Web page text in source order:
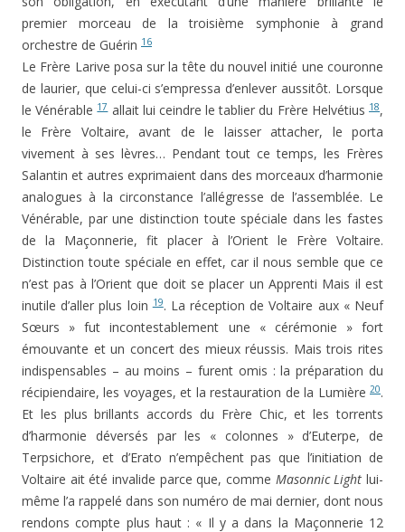
premier morceau de la troisième symphonie à grand
orchestre de Guérin 16
Le Frère Larive posa sur la tête du nouvel initié une couronne
de laurier, que celui-ci s’empressa d’enlever aussitôt. Lorsque
le Vénérable17allait lui ceindre le tablier du Frère Helvé­tius18,
le Frère Voltaire, avant de le laisser attacher, le porta
vivement à ses lèvres… Pendant tout ce temps, les Frères
Salantin et autres exprimaient dans des morceaux d’harmonie
analogues à la circonstance l’allégresse de l’as­semblée. Le
Vénérable, par une distinction toute spéciale dans les fastes
de la Maçonnerie, fit placer à l’Orient le Frère Voltaire.
Distinction toute spéciale en effet, car il nous semble que ce
n’est pas à l’Orient que doit se placer un Apprenti Mais il est
inutile d’aller plus loin19. La récep­tion de Voltaire aux « Neuf
Sœurs » fut incontestablement une « cérémonie » fort
émouvante et un concert des mieux réussis. Mais trois rites
indispensables – au moins – furent omis : la préparation du
récipiendaire, les voyages, et la restauration de la Lumière 20.
Et les plus brillants accords du Frère Chic, et les torrents
d’harmonie déversés par les « colonnes » d’Euterpe, de
Terpsichore, et d’Erato n’empêchent pas que l’initiation de
Voltaire ait été invalide parce que, comme Masonnic Light lui-
même l’a rappelé dans son numéro de mai dernier, dont nous
rendons compte plus haut : « Il y a dans la Maçonnerie 12